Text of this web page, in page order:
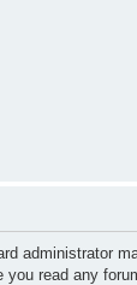
administrator
read any